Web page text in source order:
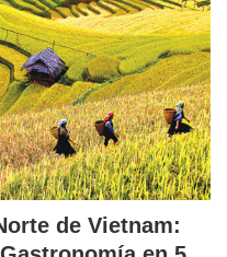
de Vietnam: